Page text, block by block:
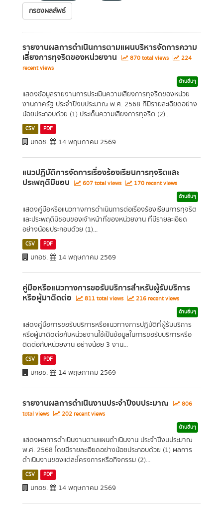
กรองผลลัพธ์
รายงานผลการดำเนินการตามแผนบริหารจัดการความ
เสี่ยงการทุจริตของหน่วยงาน 870 total views
224
recent views
ด้านอื่นๆ
แสดงข้อมูลรายงานการประเมินความเสี่ยงการทุจริตของหน่วย
งานภาครัฐ ประจำปีงบประมาณ พ.ศ. 2568 ที่มีรายละเอียดอย่าง
น้อยประกอบด้วย (1) ประเด็นความเสี่ยงการทุจริต (2)...
CSV PDF
มกอช. 14 พฤษภาคม 2569
แนวปฏิบัติการจัดการเรื่องร้องเรียนการทุจริตและ
ประพฤติมิชอบ 607 total views 170 recent views
ด้านอื่นๆ
แสดงคู่มือหรือแนวทางการดำเนินการต่อเรื่องร้องเรียนการทุจริต
และประพฤติมิชอบของเจ้าหน้าที่ของหน่วยงาน ที่มีรายละเอียด
อย่างน้อยประกอบด้วย (1)...
CSV PDF
มกอช. 14 พฤษภาคม 2569
คู่มือหรือแนวทางการขอรับบริการสำหรับผู้รับบริการ
หรือผู้มาติดต่อ 811 total views 216 recent views
ด้านอื่นๆ
แสดงคู่มือการขอรับบริการหรือแนวทางการปฏิบัติที่ผู้รับบริการ
หรือผู้มาติดต่อกับหน่วยงานใช้เป็นข้อมูลในการขอรับบริการหรือ
ติดต่อกับหน่วยงาน อย่างน้อย 3 งาน...
CSV PDF
มกอช. 14 พฤษภาคม 2569
รายงานผลการดำเนินงานประจำปีงบประมาณ
806
total views
202 recent views
ด้านอื่นๆ
แสดงผลการดำเนินงานตามแผนดำเนินงาน ประจำปีงบประมาณ
พ.ศ. 2568 โดยมีรายละเอียดอย่างน้อยประกอบด้วย (1) ผลการ
ดำเนินงานของแต่ละโครงการหรือกิจกรรม (2)...
CSV PDF
มกอช. 14 พฤษภาคม 2569